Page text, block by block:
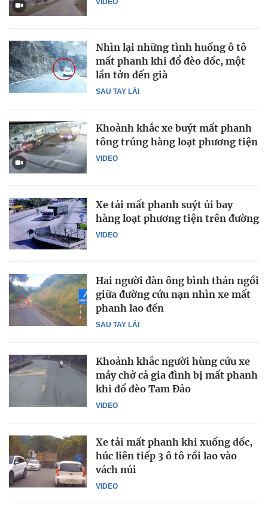
SAU TAY LÁI
Nhìn lại những tình huống ô tô
mất phanh khi đổ đèo dốc, một
lần tởn đến già
VIDEO
Khoảnh khắc xe buýt mất phanh
tông trúng hàng loạt phương tiện
VIDEO
Xe tải mất phanh suýt ủi bay
hàng loạt phương tiện trên đường
SAU TAY LÁI
Hai người đàn ông bình thản ngồi
giữa đường cứu nạn nhìn xe mất
phanh lao đến
VIDEO
Khoảnh khắc người hùng cứu xe
máy chở cả gia đình bị mất phanh
khi đổ đèo Tam Đảo
VIDEO
Xe tải mất phanh khi xuống dốc,
húc liên tiếp 3 ô tô rồi lao vào
vách núi